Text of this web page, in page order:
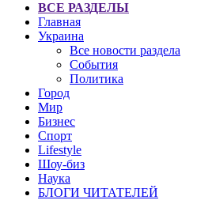
ВСЕ РАЗДЕЛЫ
Главная
Украина
Все новости раздела
События
Политика
Город
Мир
Бизнес
Спорт
Lifestyle
Шоу-биз
Наука
БЛОГИ ЧИТАТЕЛЕЙ